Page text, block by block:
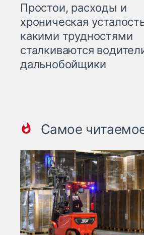
Простои, расходы и
хроническая
какими трудностями
сталкиваются
дальнобойщики
Самое